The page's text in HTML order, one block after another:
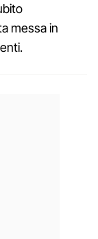
messa in